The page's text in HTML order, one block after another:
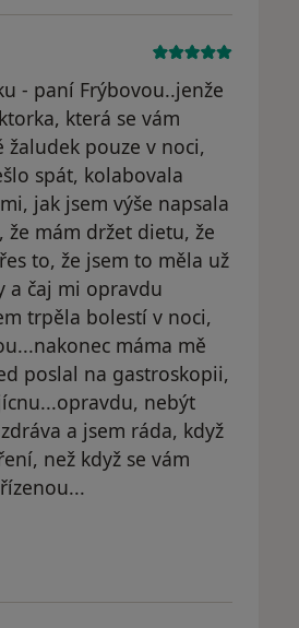
- paní Frýbovou..jenže
která se vám
pouze v noci,
spát, kolabovala
jak jsem výše napsala
mám držet dietu, že
to, že jsem to měla už
a čaj mi opravdu
trpěla bolestí v noci,
máma mě
poslal na gastroskopii,
nebýt
a jsem ráda, když
než když se vám